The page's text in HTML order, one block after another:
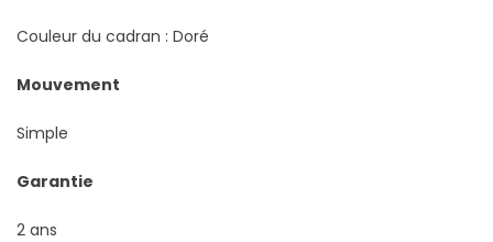
Couleur du cadran : Doré
Mouvement
Simple
Garantie
2 ans